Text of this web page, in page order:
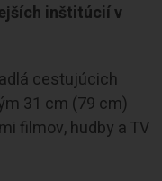
inštitúcií v
cestujúcich
31 cm (79 cm)
filmov, hudby a TV